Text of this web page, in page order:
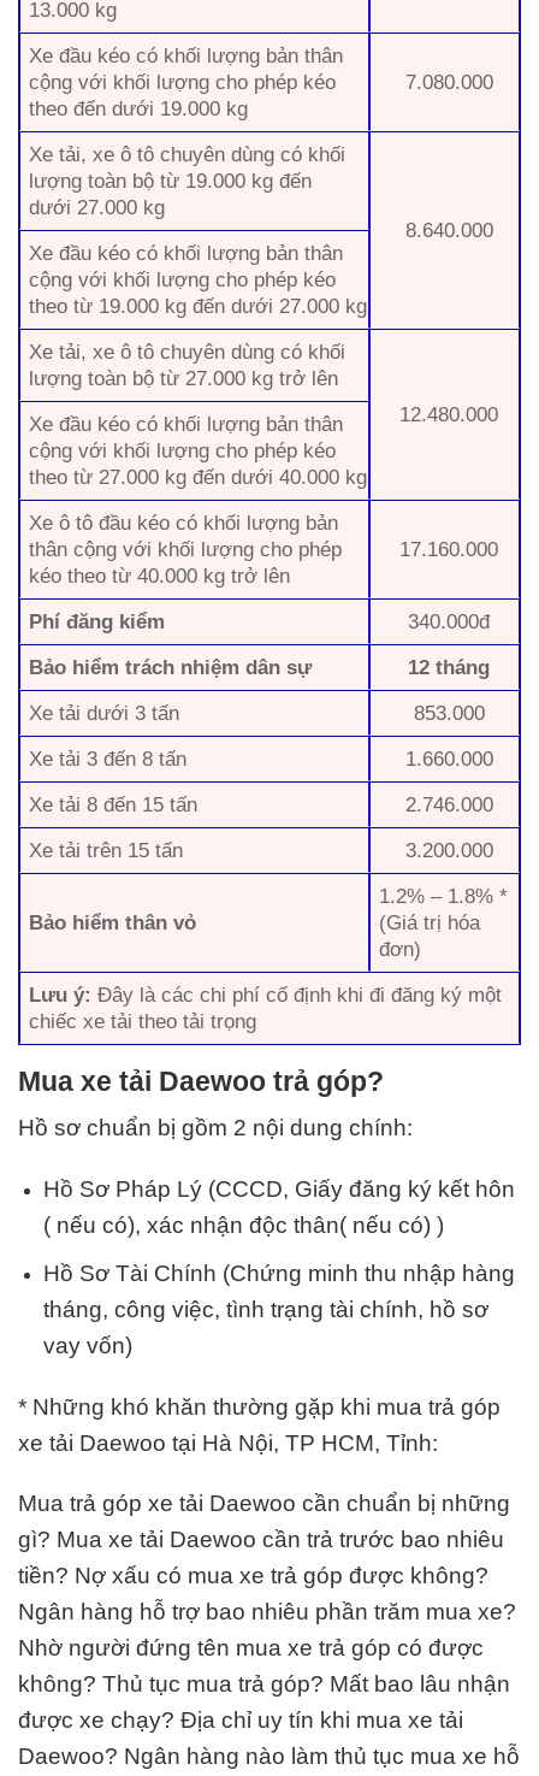
13.000 kg
Xe đầu kéo có khối lượng bản thân
cộng với khối lượng cho phép kéo
theo đến dưới 19.000 kg
7.080.000
Xe tải, xe ô tô chuyên dùng có khối
lượng toàn bộ từ 19.000 kg đến
dưới 27.000 kg
8.640.000
Xe đầu kéo có khối lượng bản thân
cộng với khối lượng cho phép kéo
theo từ 19.000 kg đến dưới 27.000 kg
Xe tải, xe ô tô chuyên dùng có khối
lượng toàn bộ từ 27.000 kg trở lên
12.480.000
Xe đầu kéo có khối lượng bản thân
cộng với khối lượng cho phép kéo
theo từ 27.000 kg đến dưới 40.000 kg
Xe ô tô đầu kéo có khối lượng bản
thân cộng với khối lượng cho phép
kéo theo từ 40.000 kg trở lên
17.160.000
Phí đăng kiểm
340.000đ
Bảo hiểm trách nhiệm dân sự
12 tháng
Xe tải dưới 3 tấn
853.000
Xe tải 3 đến 8 tấn
1.660.000
Xe tải 8 đến 15 tấn
2.746.000
Xe tải trên 15 tấn
3.200.000
Bảo hiểm thân vỏ
1.2% – 1.8% *
(Giá trị hóa
đơn)
Lưu ý:Đây là các chi phí cố định khi đi đăng ký một
chiếc xe tải theo tải trọng
Mua xe tải Daewoo trả góp?
Hồ sơ chuẩn bị gồm 2 nội dung chính:
Hồ Sơ Pháp Lý (CCCD, Giấy đăng ký kết hôn
( nếu có), xác nhận độc thân( nếu có) )
Hồ Sơ Tài Chính (Chứng minh thu nhập hàng
tháng, công việc, tình trạng tài chính, hồ sơ
vay vốn)
* Những khó khăn thường gặp khi mua trả góp
xe tải Daewoo tại Hà Nội, TP HCM, Tỉnh:
Mua trả góp xe tải Daewoo cần chuẩn bị những
gì? Mua xe tải Daewoo cần trả trước bao nhiêu
tiền? Nợ xấu có mua xe trả góp được không?
Ngân hàng hỗ trợ bao nhiêu phần trăm mua xe?
Nhờ người đứng tên mua xe trả góp có được
không? Thủ tục mua trả góp? Mất bao lâu nhận
được xe chạy? Địa chỉ uy tín khi mua xe tải
Daewoo? Ngân hàng nào làm thủ tục mua xe hỗ